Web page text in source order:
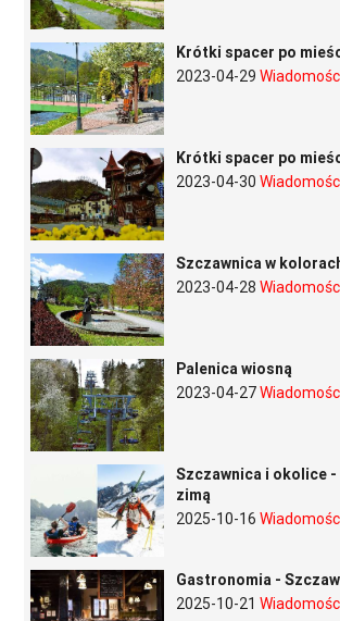
Krótki spacer po
2023-04-29
Krótki spacer po
2023-04-30
Szczawnica w
2023-04-28
Palenica wiosną
2023-04-27
Szczawnica i okolice
zimą
2025-10-16
Gastronomia -
2025-10-21